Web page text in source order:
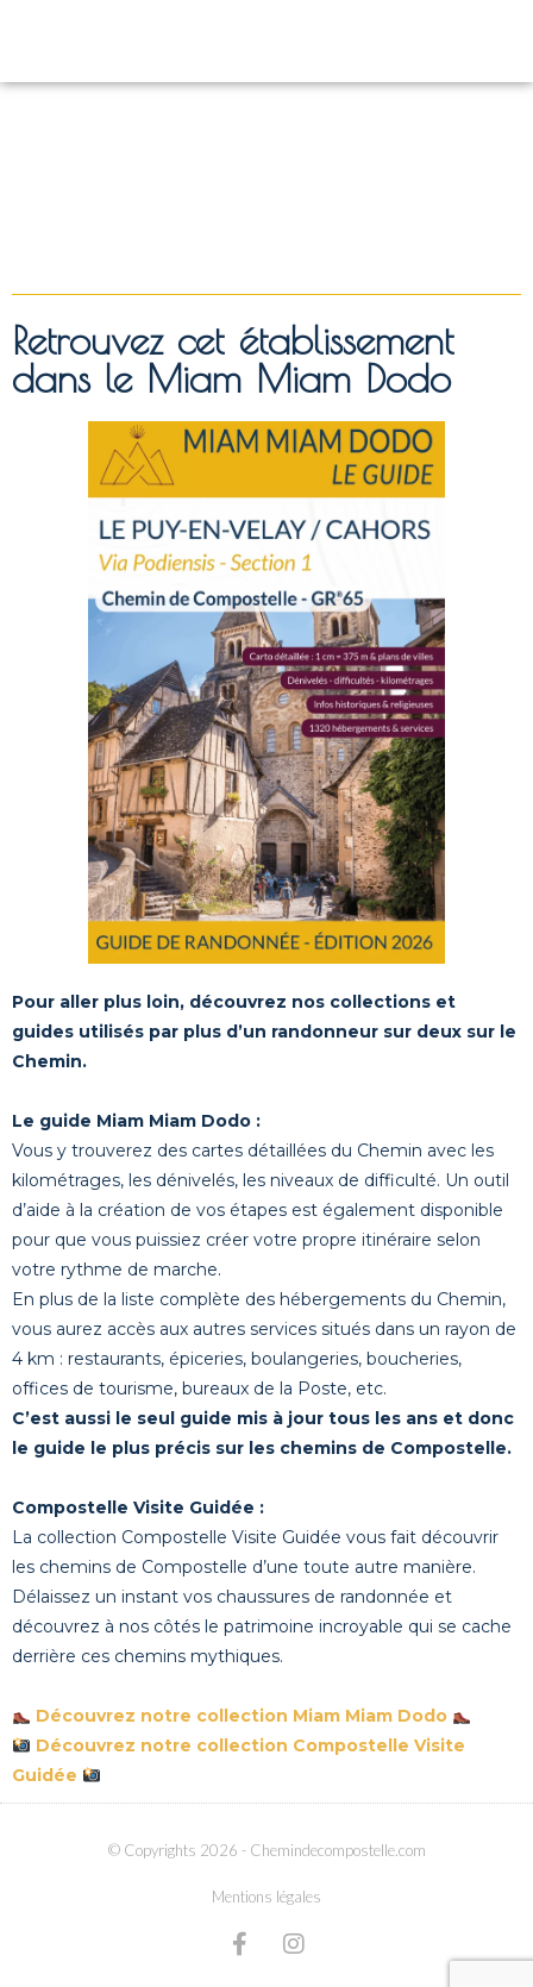
Retrouvez cet établissement
dans le Miam Miam Dodo
Pour aller plus loin, découvrez nos collections et
guides utilisés par plus d’un randonneur sur deux sur le
Chemin.
Le guide Miam Miam Dodo :
Vous y trouverez des cartes détaillées du Chemin avec les
kilométrages, les dénivelés, les niveaux de difficulté. Un outil
d’aide à la création de vos étapes est également disponible
pour que vous puissiez créer votre propre itinéraire selon
votre rythme de marche.
En plus de la liste complète des hébergements du Chemin,
vous aurez accès aux autres services situés dans un rayon de
4 km : restaurants, épiceries, boulangeries, boucheries,
offices de tourisme, bureaux de la Poste, etc.
C’est aussi le seul guide mis à jour tous les ans et donc
le guide le plus précis sur les chemins de Compostelle.
Compostelle Visite Guidée :
La collection Compostelle Visite Guidée vous fait découvrir
les chemins de Compostelle d’une toute autre manière.
Délaissez un instant vos chaussures de randonnée et
découvrez à nos côtés le patrimoine incroyable qui se cache
derrière ces chemins mythiques.
Découvrez notre collection Miam Miam Dodo
Découvrez notre collection Compostelle Visite
Guidée
© Copyrights 2026 - Chemindecompostelle.com
Mentions légales